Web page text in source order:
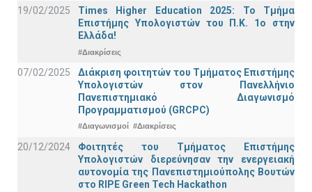
19/02/2025
Times Higher Education 2025: Το Τμήμα
Επιστήμης Υπολογιστών του Π.Κ. 1ο στην
Ελλάδα!
#Διακρίσεις
07/02/2025
Διάκριση φοιτητών του Τμήματος Επιστήμης
Υπολογιστών στον Πανελλήνιο
Πανεπιστημιακό Διαγωνισμό
Προγραμματισμού (GRCPC)
#Διαγωνισμοί #Διακρίσεις
20/12/2024
Φοιτητές του Τμήματος Επιστήμης
Υπολογιστών διερεύνησαν την ενεργειακή
αυτονομία της Πανεπιστημιούπολης Βουτών
στο RIPE Green Tech Hackathon